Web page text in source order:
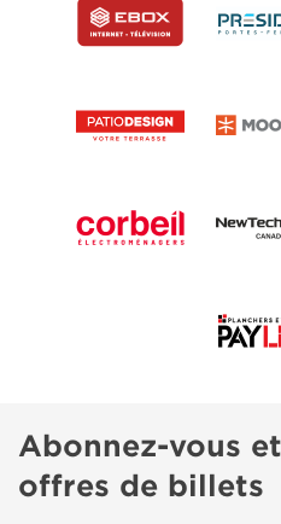
Abonnez-vous
offres de billets